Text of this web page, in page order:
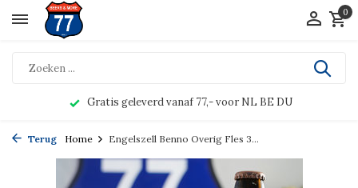
0
Gratis geleverd vanaf 77,- voor NL BE DU
Terug Home Engelszell Benno Overig Fles 3...